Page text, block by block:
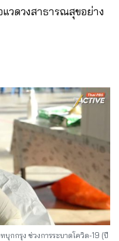
วดวงสาธารณสุขอย่าง
กกรุง ช่วงการระบาดโควิด-19 (ปี